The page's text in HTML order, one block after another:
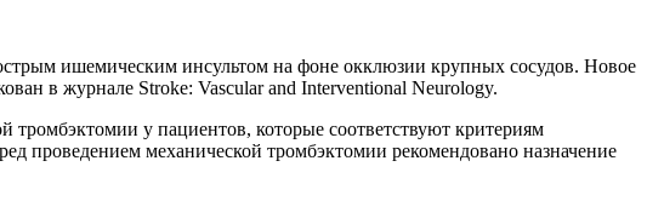
ишемическим инсультом на фоне окклюзии крупных сосудов. Новое
в журнале Stroke: Vascular and Interventional Neurology.
тромбэктомии у пациентов, которые соответствуют критериям
проведением механической тромбэктомии рекомендовано назначение